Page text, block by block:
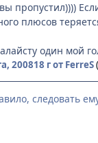
пропустил))))
плюсов
один мой
200818 гот FerreS
следовать